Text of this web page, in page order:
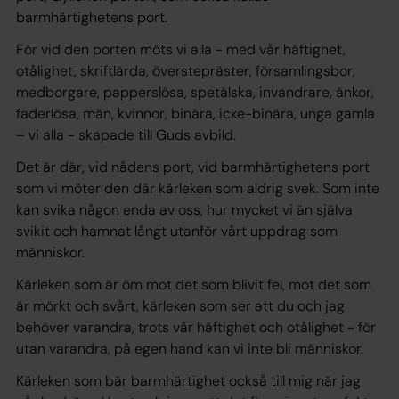
barmhärtighetens port.
För vid den porten möts vi alla - med vår häftighet,
otålighet, skriftlärda, överstepräster, församlingsbor,
medborgare, papperslösa, spetälska, invandrare, änkor,
faderlösa, män, kvinnor, binära, icke-binära, unga gamla
– vi alla - skapade till Guds avbild.
Det är där, vid nådens port, vid barmhärtighetens port
som vi möter den där kärleken som aldrig svek. Som inte
kan svika någon enda av oss, hur mycket vi än själva
svikit och hamnat långt utanför vårt uppdrag som
människor.
Kärleken som är öm mot det som blivit fel, mot det som
är mörkt och svårt, kärleken som ser att du och jag
behöver varandra, trots vår häftighet och otålighet - för
utan varandra, på egen hand kan vi inte bli människor.
Kärleken som bär barmhärtighet också till mig när jag